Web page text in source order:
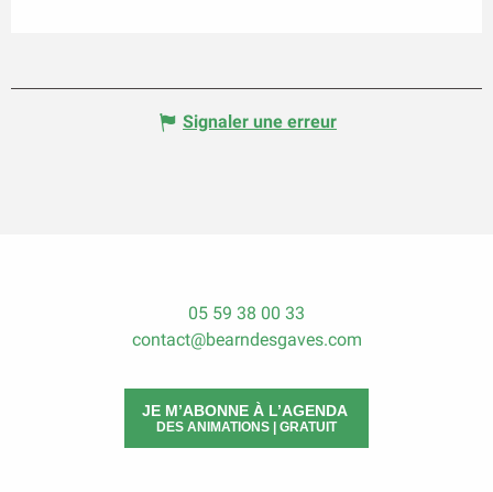
Signaler une erreur
05 59 38 00 33
contact@bearndesgaves.com
JE M’ABONNE À L’AGENDA
DES ANIMATIONS | GRATUIT